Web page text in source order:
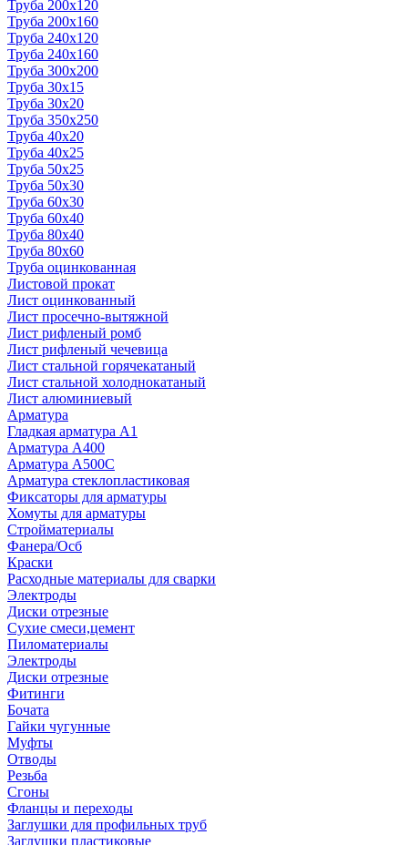
Труба 200x120
Труба 200x160
Труба 240x120
Труба 240x160
Труба 300x200
Труба 30x15
Труба 30x20
Труба 350x250
Труба 40x20
Труба 40x25
Труба 50x25
Труба 50x30
Труба 60x30
Труба 60x40
Труба 80x40
Труба 80x60
Труба оцинкованная
Листовой прокат
Лист оцинкованный
Лист просечно-вытяжной
Лист рифленый ромб
Лист рифленый чечевица
Лист стальной горячекатаный
Лист стальной холоднокатаный
Лист алюминиевый
Арматура
Гладкая арматура А1
Арматура А400
Арматура A500C
Арматура стеклопластиковая
Фиксаторы для арматуры
Хомуты для арматуры
Стройматериалы
Фанера/Осб
Краски
Расходные материалы для сварки
Электроды
Диски отрезные
Сухие смеси,цемент
Пиломатериалы
Электроды
Диски отрезные
Фитинги
Бочата
Гайки чугунные
Муфты
Отводы
Резьба
Сгоны
Фланцы и переходы
Заглушки для профильных труб
Заглушки пластиковые